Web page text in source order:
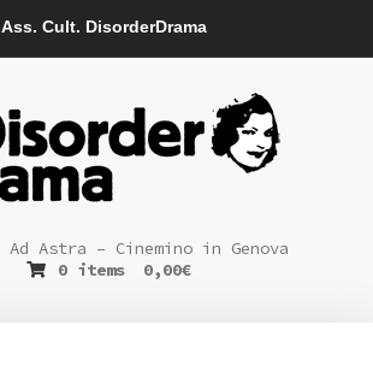
Ass. Cult. DisorderDrama
Ad Astra – Cinemino in Genova
0 items
0,00€